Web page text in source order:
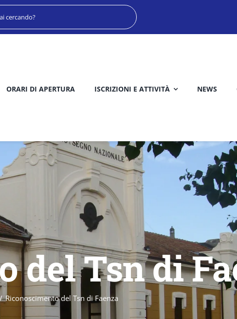
ORARI DI APERTURA ISCRIZIONI E ATTIVITÀ NEWS
del Tsn di
Riconoscimento del Tsn di Faenza